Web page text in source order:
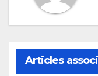
Articles